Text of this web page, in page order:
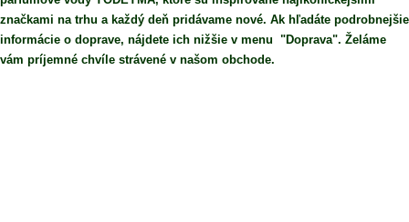
značkami na trhu a každý deň pridávame nové. Ak hľadáte podrobnejšie
informácie o doprave, nájdete ich nižšie v menu "Doprava". Želáme
vám príjemné chvíle strávené v našom obchode.